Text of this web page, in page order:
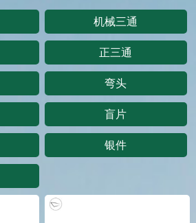
机械三通
正三通
弯头
盲片
银件